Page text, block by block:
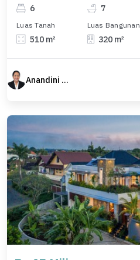
6 7
Luas Tanah
510 m²
Luas Bangunan
320 m²
Anandini Property